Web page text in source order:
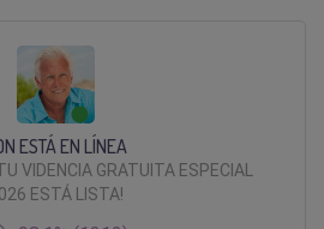
ESTÁ EN LÍNEA
VIDENCIA GRATUITA ESPECIAL
ESTÁ LISTA!